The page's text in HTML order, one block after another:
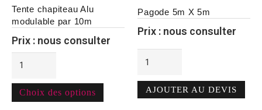
Tente chapiteau Alu
modulable par 10m
Prix : nous consulter
de
Tente
chapiteau
Alu
Alternative:
Choix des options
produit
a
variations.
Les
options
être
choisies
Pagode 5m X 5m
Prix : nous consulter
de
5m
X
Alternative:
AJOUTER AU DEVIS